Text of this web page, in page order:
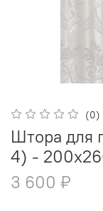
(0)
Штора для
4) -
3 600 ₽